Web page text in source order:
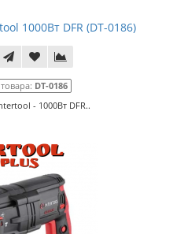
1000Вт DFR (DT-0186)
DT-0186
- 1000Вт DFR..